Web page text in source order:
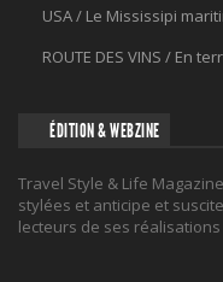
USA / Le Mississipi
ROUTE DES VINS / En
ÉDITION & WEBZINE
Travel Style & Life
stylées et anticipe et
lecteurs de ses